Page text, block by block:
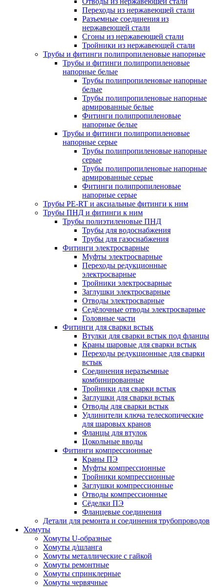
Переходы из нержавеющей стали
Разъемные соединения из
нержавеющей стали
Сгоны из нержавеющей стали
Тройники из нержавеющей стали
Трубы и фитинги полипропиленовые напорные
Трубы и фитинги полипропиленовые
напорные белые
Трубы полипропиленовые напорные
белые
Трубы полипропиленовые напорные
армированные белые
Фитинги полипропиленовые
напорные белые
Трубы и фитинги полипропиленовые
напорные серые
Трубы полипропиленовые напорные
серые
Трубы полипропиленовые напорные
армированные серые
Фитинги полипропиленовые
напорные серые
Трубы PE-RT и аксиальные фитинги к ним
Трубы ПНД и фитинги к ним
Трубы полиэтиленовые ПНД
Трубы для водоснабжения
Трубы для газоснабжения
Фитинги электросварные
Муфты электросварные
Переходы редукционные
электросварные
Тройники электросварные
Заглушки электросварные
Отводы электросварные
Седёлочные отводы электросварные
Головные части
Фитинги для сварки встык
Втулки для сварки встык под фланцы
Краны шаровые для сварки встык
Переходы редукционные для сварки
встык
Соединения неразъемные
комбинированные
Тройники для сварки встык
Заглушки для сварки встык
Отводы для сварки встык
Удлинители ключа телескопические
для шаровых кранов
Фланцы для втулок
Цокольные вводы
Фитинги компрессионные
Краны ПЭ
Муфты компрессионные
Тройники компрессионные
Заглушки компрессионные
Отводы компрессионные
Сёделки ПЭ
Фланцевые соединения
Детали для ремонта и соединения трубопроводов
Хомуты
Хомуты U-образные
Хомуты д/шланга
Хомуты металлические с гайкой
Хомуты ремонтные
Хомуты спринклерные
Хомуты червячные